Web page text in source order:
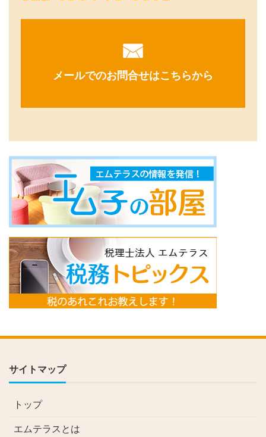
メールでのお問合せはこちらから
サイトマップ
トップ
エムテラスとは